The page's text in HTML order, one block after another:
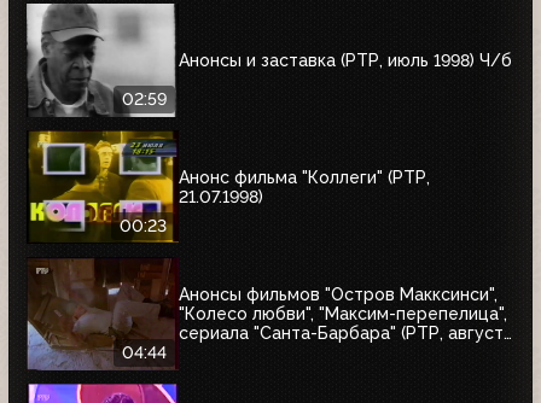
02:59
Анонсы и заставка (РТР, июль 1998) Ч/б
00:23
Анонс фильма "Коллеги" (РТР,
21.07.1998)
04:44
Анонсы фильмов "Остров Макксинси",
"Колесо любви", "Максим-перепелица",
сериала "Санта-Барбара" (РТР, август